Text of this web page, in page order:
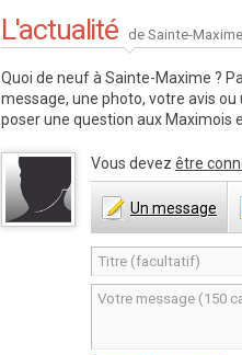
L'actualité de Sainte-Maxime
Quoi de neuf à Sainte-Maxime ?
message, une photo, votre avis
poser une question aux Maximois
Vous devez être
Un message